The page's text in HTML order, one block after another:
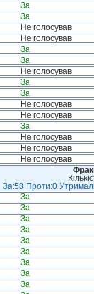
За
За
Не голосував
Не голосував
За
За
Не голосував
За
За
Не голосував
Не голосував
За
Не голосував
Не голосував
Не голосував
За:58 Проти:0
За
За
За
За
За
За
За
За
За